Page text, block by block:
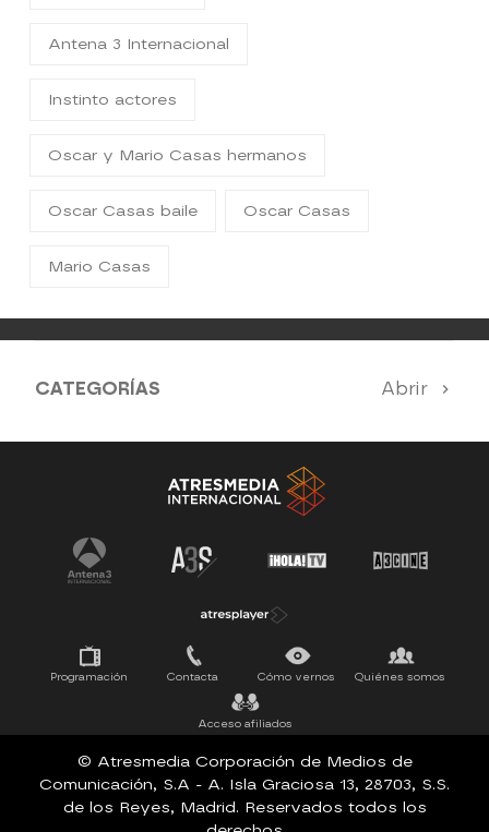
Antena 3 Internacional
Instinto actores
Oscar y Mario Casas hermanos
Oscar Casas baile Oscar Casas
Mario Casas
CATEGORÍAS Abrir
Antena 3 Noticias El Hormiguero
Tu cara me suena Pasapalabra
Programación Contacta Cómo vernos Quiénes somos
Acceso afiliados
© Atresmedia Corporación de Medios de
Comunicación, S.A - A. Isla Graciosa 13, 28703, S.S.
de los Reyes, Madrid. Reservados todos los